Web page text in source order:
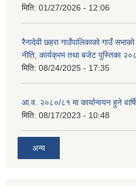
मिति: 01/27/2026 - 12:06
रैनादेवी छहरा गाउँपालिकाको गाउँ
नीति, कार्यक्रम तथा बजेट पुस्तिका
मिति: 08/24/2025 - 17:35
आ.व. २०८०/८१ मा कार्यान्वयन हुने
मिति: 08/17/2023 - 10:48
अन्य